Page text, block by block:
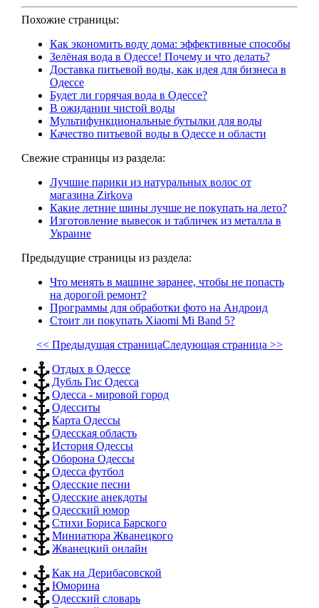
Похожие страницы:
Как экономить воду дома: эффективные способы
Зелёная вода в Одессе! Почему и что делать?
Доставка питьевой воды, как идея для бизнеса в
Одессе
Будет ли горячая вода в Одессе?
В ожидании чистой воды
Мультифункциональные бутылки для воды
Качество питьевой воды в Одессе и области
Свежие страницы из раздела:
Лучшие парики из натуральных волос от
магазина Zirkova
Какие летние шины лучше не покупать на лето?
Изготовление вывесок и табличек из металла в
Украине
Предыдущие страницы из раздела:
Что менять в машине заранее, чтобы не попасть
на дорогой ремонт?
Программы для обработки фото на Андроид
Стоит ли покупать Xiaomi Mi Band 5?
<< Предыдущая страницаСледующая страница >>
Отдых в Одессе
Дубль Гис Одесса
Одесса - мировой город
Одесситы
Карта Одессы
Одесская область
История Одессы
Оборона Одессы
Одесса футбол
Одесские песни
Одесские анекдоты
Одесский юмор
Стихи Бориса Барского
Миниатюра Жванецкого
Жванецкий онлайн
Как на Дерибасовской
Юморина
Одесский словарь